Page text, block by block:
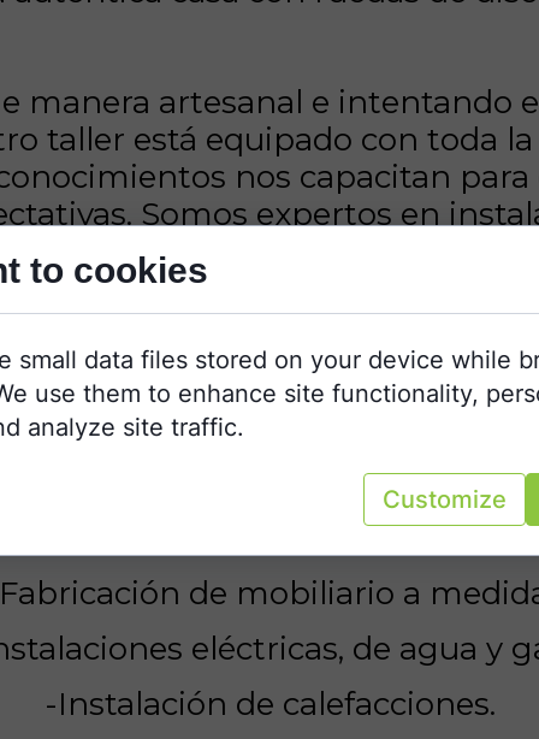
manera artesanal e intentando
taller está equipado con toda
nos capacitan
Somos expertos en
campers en Barcelona, Cataluña.
pasión y estilo propio nos
¿Qué estás ofreciendo?
- Campañas Integrales
de mobiliario a
eléctricas, de agua y
-Instalación de calefacciones.
to cookies
small data files stored on your device while
use them to enhance site functionality,
analyze site traffic.
Customize